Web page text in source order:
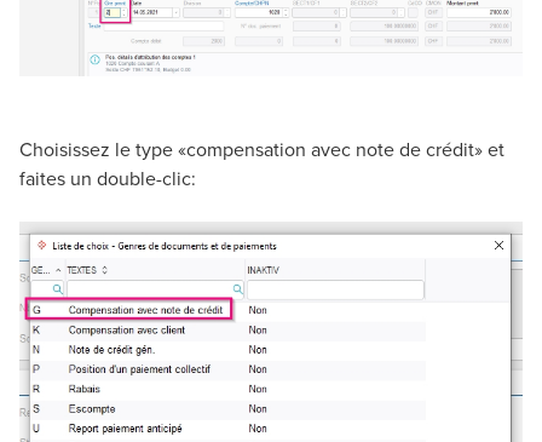
Choisissez le type «compensation avec note de crédit» et
faites un double-clic: